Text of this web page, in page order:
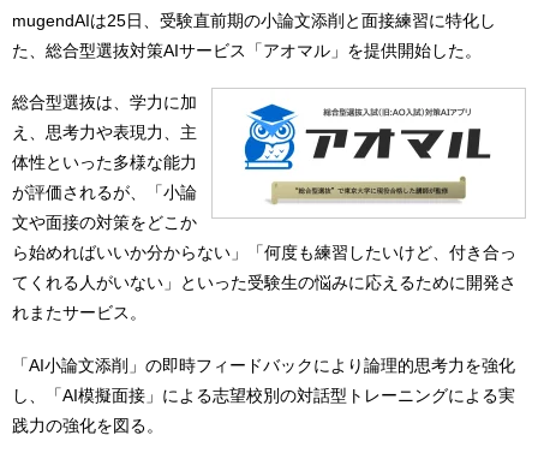
mugendAIは25日、受験直前期の小論文添削と面接練習に特化し
た、総合型選抜対策AIサービス「アオマル」を提供開始した。
総合型選抜は、学力に加
え、思考力や表現力、主
体性といった多様な能力
が評価されるが、「小論
文や面接の対策をどこか
ら始めればいいか分からない」「何度も練習したいけど、付き合っ
てくれる人がいない」といった受験生の悩みに応えるために開発さ
れまたサービス。
「AI小論文添削」の即時フィードバックにより論理的思考力を強化
し、「AI模擬面接」による志望校別の対話型トレーニングによる実
践力の強化を図る。